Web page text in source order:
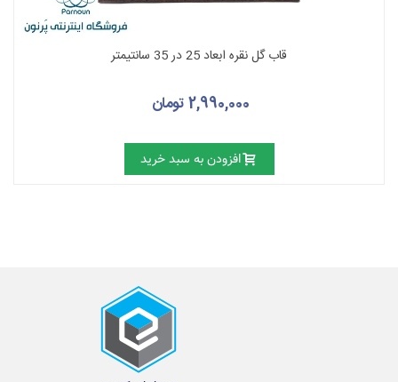
قاب گل نقره ابعاد 25 در 35 سانتیمتر
2,990,000 تومان
افزودن به سبد خرید